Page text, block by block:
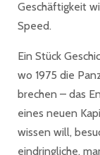
Geschäftigkeit
Speed.
Ein Stück
wo 1975 die
brechen – das
eines neuen
wissen will,
eindringliche,